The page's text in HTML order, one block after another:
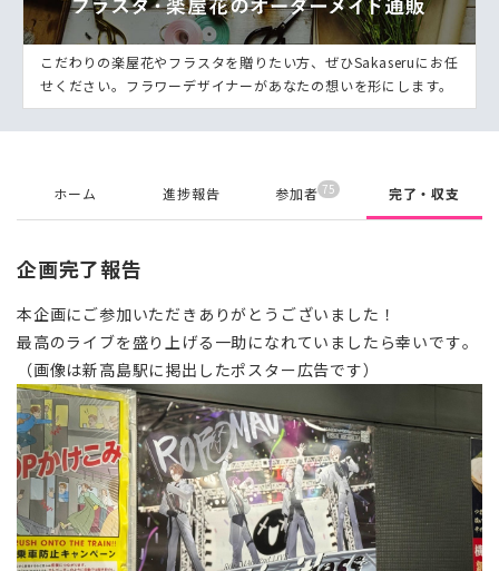
こだわりの楽屋花やフラスタを贈りたい方、ぜひSakaseruにお任
せください。フラワーデザイナーがあなたの想いを形にします。
ホーム 進捗報告 参加者 75 完了・収支
企画完了報告
本企画にご参加いただきありがとうございました！
最高のライブを盛り上げる一助になれていましたら幸いです。
（画像は新高島駅に掲出したポスター広告です）